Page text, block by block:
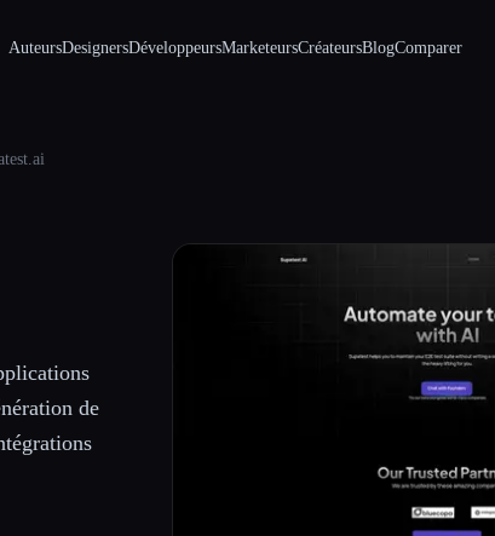
AuteursDesignersDéveloppeursMarketeursCréateursBlogComparer
de